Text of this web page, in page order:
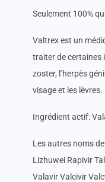
Seulement 100%
Valtrex est un
traiter de certaines
zoster, l’herpès
visage et les lèvres.
Ingrédient actif:
Les autres noms
Lizhuwei Rapivir
Valavir Valcivir